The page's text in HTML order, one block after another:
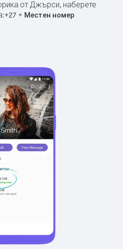
от Джърси, наберете
+27+ Местен номер